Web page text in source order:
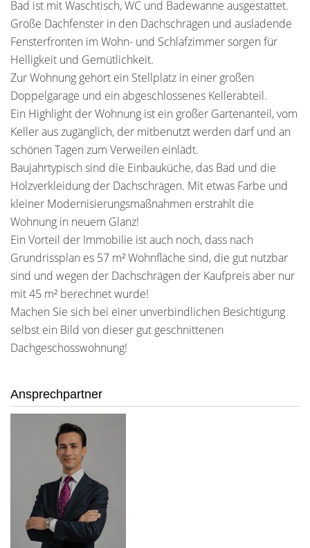
Bad ist mit Waschtisch, WC und Badewanne ausgestattet.
Große Dachfenster in den Dachschrägen und ausladende
Fensterfronten im Wohn- und Schlafzimmer sorgen für
Helligkeit und Gemütlichkeit.
Zur Wohnung gehört ein Stellplatz in einer großen
Doppelgarage und ein abgeschlossenes Kellerabteil.
Ein Highlight der Wohnung ist ein großer Gartenanteil, vom
Keller aus zugänglich, der mitbenutzt werden darf und an
schönen Tagen zum Verweilen einlädt.
Baujahrtypisch sind die Einbauküche, das Bad und die
Holzverkleidung der Dachschrägen. Mit etwas Farbe und
kleiner Modernisierungsmaßnahmen erstrahlt die
Wohnung in neuem Glanz!
Ein Vorteil der Immobilie ist auch noch, dass nach
Grundrissplan es 57 m² Wohnfläche sind, die gut nutzbar
sind und wegen der Dachschrägen der Kaufpreis aber nur
mit 45 m² berechnet wurde!
Machen Sie sich bei einer unverbindlichen Besichtigung
selbst ein Bild von dieser gut geschnittenen
Dachgeschosswohnung!
Ansprechpartner